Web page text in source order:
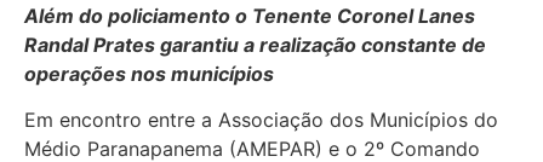
Além do policiamento o Tenente Coronel Lanes
Randal Prates garantiu a realização constante de
operações nos municípios
Em encontro entre a Associação dos Municípios do
Médio Paranapanema (AMEPAR) e o 2º Comando